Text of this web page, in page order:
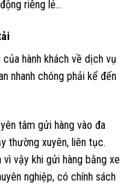
riêng lẻ…
hành khách về dịch vụ
nhanh chóng phải kể đến
tâm gửi hàng vào đa
thường xuyên, liên tục.
vậy khi gửi hàng bằng xe
nghiệp, có chính sách